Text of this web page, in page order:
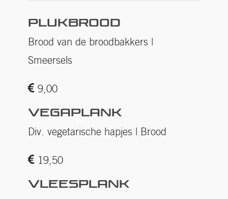
PLUKBROOD
Brood van de broodbakkers |
Smeersels
9,00
VEGAPLANK
Div. vegetarische hapjes | Brood
19,50
VLEESPLANK